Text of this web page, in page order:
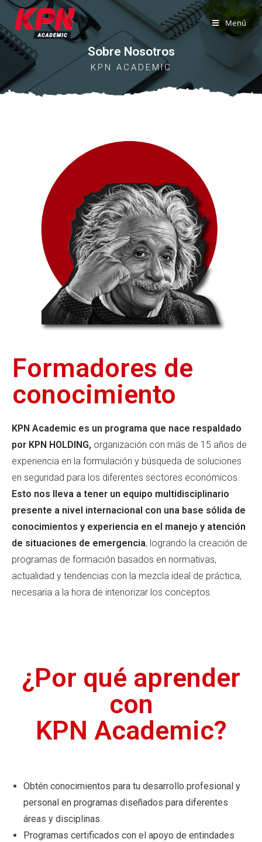
Menú
Sobre Nosotros
KPN ACADEMIC
Formadores de
conocimiento
KPN Academic es un programa que nace respaldado
por KPN HOLDING, organización con más de 15 años de
experiencia en la formulación y búsqueda de soluciones
en seguridad para los diferentes sectores económicos.
Esto nos lleva a tener un equipo multidisciplinario
presente a nivel internacional con una base sólida de
conocimientos y experiencia en el manejo y atención
de situaciones de emergencia, logrando la creación de
programas de formación basados en normativas,
actualidad y tendencias con la mezcla ideal de práctica,
necesaria a la hora de interiorizar los conceptos.
¿Por qué aprender
con
KPN Academic?
Obtén conocimientos para tu desarrollo profesional y
personal en programas diseñados para diferentes
áreas y disciplinas.
Programas certificados con el apoyo de entindades